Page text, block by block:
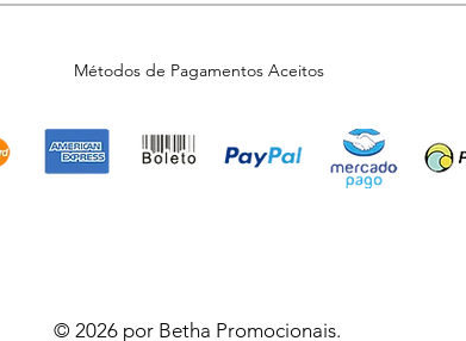
Métodos de Pagamentos Aceitos
© 2026 por Betha Promocionais.